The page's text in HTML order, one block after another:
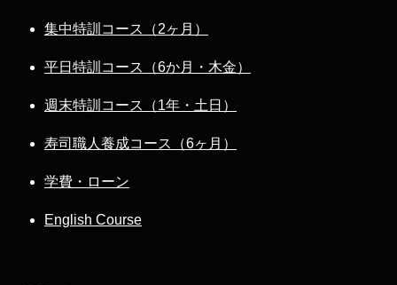
集中特訓コース（2ヶ月）
平日特訓コース（6か月・木金）
週末特訓コース（1年・土日）
寿司職人養成コース（6ヶ月）
学費・ローン
English Course